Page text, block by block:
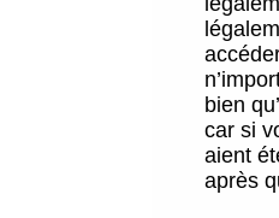
bien
car si
aient
après